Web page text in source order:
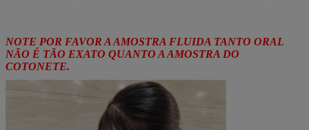
NOTE POR FAVOR A AMOSTRA FLUIDA TANTO ORAL
NÃO É TÃO EXATO QUANTO A AMOSTRA DO
COTONETE.